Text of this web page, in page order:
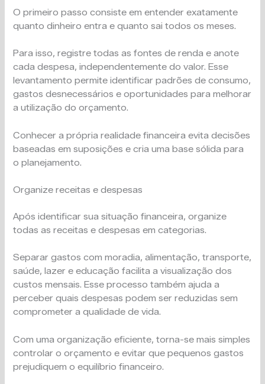
O primeiro passo consiste em entender exatamente
quanto dinheiro entra e quanto sai todos os meses.
Para isso, registre todas as fontes de renda e anote
cada despesa, independentemente do valor. Esse
levantamento permite identificar padrões de consumo,
gastos desnecessários e oportunidades para melhorar
a utilização do orçamento.
Conhecer a própria realidade financeira evita decisões
baseadas em suposições e cria uma base sólida para
o planejamento.
Organize receitas e despesas
Após identificar sua situação financeira, organize
todas as receitas e despesas em categorias.
Separar gastos com moradia, alimentação, transporte,
saúde, lazer e educação facilita a visualização dos
custos mensais. Esse processo também ajuda a
perceber quais despesas podem ser reduzidas sem
comprometer a qualidade de vida.
Com uma organização eficiente, torna-se mais simples
controlar o orçamento e evitar que pequenos gastos
prejudiquem o equilíbrio financeiro.